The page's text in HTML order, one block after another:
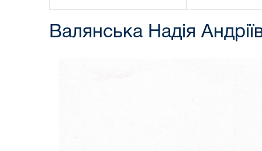
Валянська Надія